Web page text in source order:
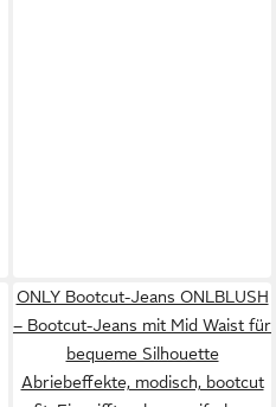
ONLY Bootcut-Jeans ONLBLUSH
– Bootcut-Jeans mit Mid Waist für
bequeme Silhouette
Abriebeffekte, modisch, bootcut